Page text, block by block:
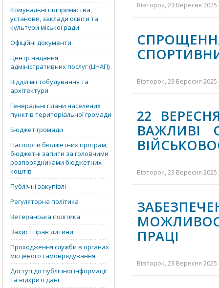
Комунальні підприємства,
установи, заклади освіти та
культури міської ради
Офіційні документи
Центр надання
адміністративних послуг (ЦНАП)
Відділ містобудування та
архітектури
Генеральні плани населених
пунктів територіальної громади
Бюджет громади
Паспорти бюджетних програм,
бюджетні запити за головними
розпорядниками бюджетних
коштів
Публічні закупівлі
Регуляторна політика
Ветеранська політика
Захист прав дитини
Проходження служби в органах
місцевого самоврядування
Доступ до публічної інформації
та відкриті дані
Вівторок, 23 Вересня
Вівторок, 23 Вересня
22
ВАЖЛИВІ
Вівторок, 23 Вересня
ПРАЦІ
Вівторок, 23 Вересня